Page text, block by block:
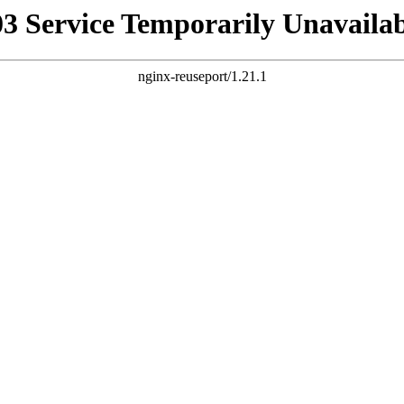
Service Temporarily
nginx-reuseport/1.21.1